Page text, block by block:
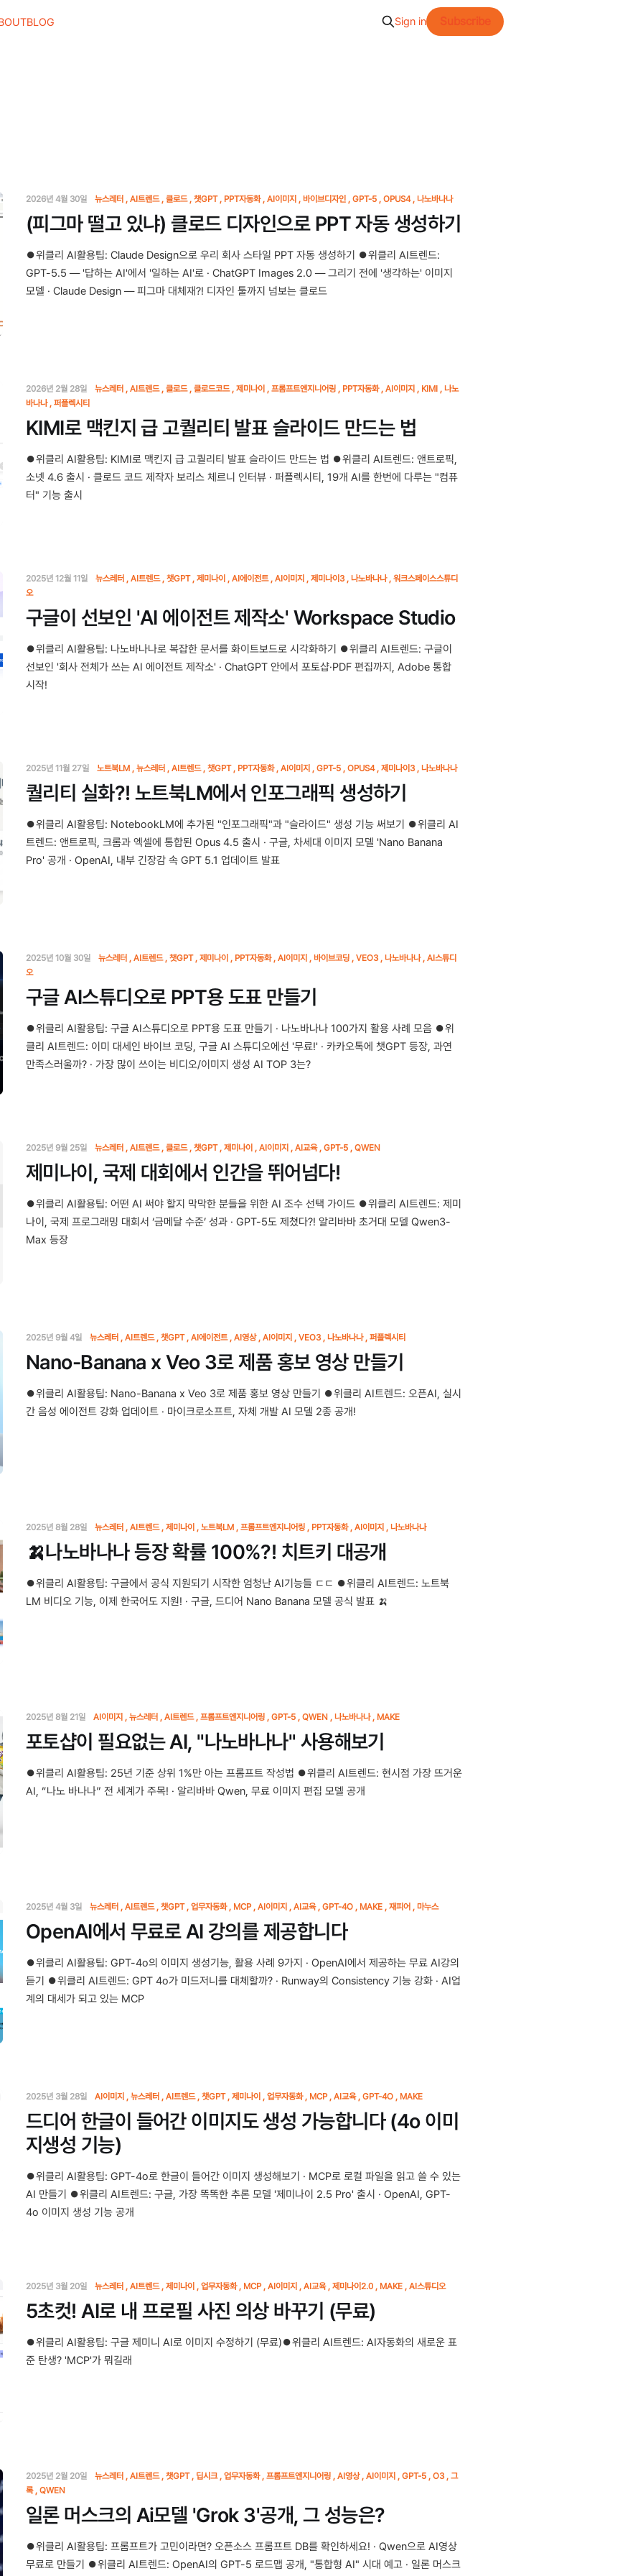
BLOG Sign in Subscribe
2026년 4월 30일 뉴스레터 AI트렌드 클로드 챗GPT PPT자동화 AI이미지 바이브디자인 GPT-5 OPUS4 나노바나나
(피그마 떨고 있냐) 클로드 디자인으로 PPT 자동 생성하기
⏺위클리 AI활용팁: Claude Design으로 우리 회사 스타일 PPT 자동 생성하기 ⏺위클리 AI트렌드:
GPT-5.5 — '답하는 AI'에서 '일하는 AI'로 · ChatGPT Images 2.0 — 그리기 전에 '생각하는' 이미지
모델 · Claude Design — 피그마 대체재?! 디자인 툴까지 넘보는 클로드
2026년 2월 28일 뉴스레터 AI트렌드 클로드 클로드코드 제미나이 프롬프트엔지니어링 PPT자동화 AI이미지 KIMI
나노
바나나
퍼플렉시티
KIMI로 맥킨지 급 고퀄리티 발표 슬라이드 만드는 법
⏺위클리 AI활용팁: KIMI로 맥킨지 급 고퀄리티 발표 슬라이드 만드는 법 ⏺위클리 AI트렌드: 앤트로픽,
소넷 4.6 출시 · 클로드 코드 제작자 보리스 체르니 인터뷰 · 퍼플렉시티, 19개 AI를 한번에 다루는 "컴퓨
터" 기능 출시
2025년 12월 11일 뉴스레터 AI트렌드 챗GPT 제미나이 AI에이전트 AI이미지 제미나이3 나노바나나
워크스페이스스튜디
오
구글이 선보인 'AI 에이전트 제작소' Workspace Studio
⏺위클리 AI활용팁: 나노바나나로 복잡한 문서를 화이트보드로 시각화하기 ⏺위클리 AI트렌드: 구글이
선보인 '회사 전체가 쓰는 AI 에이전트 제작소' · ChatGPT 안에서 포토샵·PDF 편집까지, Adobe 통합
시작!
2025년 11월 27일 노트북LM 뉴스레터 AI트렌드 챗GPT PPT자동화 AI이미지 GPT-5 OPUS4 제미나이3 나노바나나
퀄리티 실화?! 노트북LM에서 인포그래픽 생성하기
⏺위클리 AI활용팁: NotebookLM에 추가된 "인포그래픽"과 "슬라이드" 생성 기능 써보기 ⏺위클리 AI
트렌드: 앤트로픽, 크롬과 엑셀에 통합된 Opus 4.5 출시 · 구글, 차세대 이미지 모델 'Nano Banana
Pro' 공개 · OpenAI, 내부 긴장감 속 GPT 5.1 업데이트 발표
2025년 10월 30일 뉴스레터 AI트렌드 챗GPT 제미나이 PPT자동화 AI이미지 바이브코딩 VEO3 나노바나나
AI스튜디
오
구글 AI스튜디오로 PPT용 도표 만들기
⏺위클리 AI활용팁: 구글 AI스튜디오로 PPT용 도표 만들기 · 나노바나나 100가지 활용 사례 모음 ⏺위
클리 AI트렌드: 이미 대세인 바이브 코딩, 구글 AI 스튜디오에선 '무료!' · 카카오톡에 챗GPT 등장, 과연
만족스러울까? · 가장 많이 쓰이는 비디오/이미지 생성 AI TOP 3는?
이, 국제 대회에서 인
2025년 9월 25일 뉴스레터 AI트렌드 클로드 챗GPT 제미나이 AI이미지 AI교육 GPT-5 QWEN
제미나이, 국제 대회에서 인간을 뛰어넘다!
⏺위클리 AI활용팁: 어떤 AI 써야 할지 막막한 분들을 위한 AI 조수 선택 가이드 ⏺위클리 AI트렌드: 제미
나이, 국제 프로그래밍 대회서 ‘금메달 수준’ 성과 · GPT-5도 제쳤다?! 알리바바 초거대 모델 Qwen3-
Max 등장
2025년 9월 4일 뉴스레터 AI트렌드 챗GPT AI에이전트 AI영상 AI이미지 VEO3 나노바나나 퍼플렉시티
Nano-Banana x Veo 3로 제품 홍보 영상 만들기
⏺위클리 AI활용팁: Nano-Banana x Veo 3로 제품 홍보 영상 만들기 ⏺위클리 AI트렌드: 오픈AI, 실시
간 음성 에이전트 강화 업데이트 · 마이크로소프트, 자체 개발 AI 모델 2종 공개!
2025년 8월 28일 뉴스레터 AI트렌드 제미나이 노트북LM 프롬프트엔지니어링 PPT자동화 AI이미지 나노바나나
🍌나노바나나 등장 확률 100%?! 치트키 대공개
⏺위클리 AI활용팁: 구글에서 공식 지원되기 시작한 엄청난 AI기능들 ㄷㄷ ⏺위클리 AI트렌드: 노트북
LM 비디오 기능, 이제 한국어도 지원! · 구글, 드디어 Nano Banana 모델 공식 발표 🍌
2025년 8월 21일 AI이미지 뉴스레터 AI트렌드 프롬프트엔지니어링 GPT-5 QWEN 나노바나나 MAKE
포토샵이 필요없는 AI, "나노바나나" 사용해보기
⏺위클리 AI활용팁: 25년 기준 상위 1%만 아는 프롬프트 작성법 ⏺위클리 AI트렌드: 현시점 가장 뜨거운
AI, “나노 바나나” 전 세계가 주목! · 알리바바 Qwen, 무료 이미지 편집 모델 공개
2025년 4월 3일 뉴스레터 AI트렌드 챗GPT 업무자동화 MCP AI이미지 AI교육 GPT-4O MAKE 재피어 마누스
OpenAI에서 무료로 AI 강의를 제공합니다
⏺위클리 AI활용팁: GPT-4o의 이미지 생성기능, 활용 사례 9가지 · OpenAI에서 제공하는 무료 AI강의
듣기 ⏺위클리 AI트렌드: GPT 4o가 미드저니를 대체할까? · Runway의 Consistency 기능 강화 · AI업
계의 대세가 되고 있는 MCP
2025년 3월 28일 AI이미지 뉴스레터 AI트렌드 챗GPT 제미나이 업무자동화 MCP AI교육 GPT-4O MAKE
드디어 한글이 들어간 이미지도 생성 가능합니다 (4o 이미
지생성 기능)
⏺위클리 AI활용팁: GPT-4o로 한글이 들어간 이미지 생성해보기 · MCP로 로컬 파일을 읽고 쓸 수 있는
AI 만들기 ⏺위클리 AI트렌드: 구글, 가장 똑똑한 추론 모델 '제미나이 2.5 Pro' 출시 · OpenAI, GPT-
4o 이미지 생성 기능 공개
2025년 3월 20일 뉴스레터 AI트렌드 제미나이 업무자동화 MCP AI이미지 AI교육 제미나이2.0 MAKE AI스튜디오
5초컷! AI로 내 프로필 사진 의상 바꾸기 (무료)
⏺위클리 AI활용팁: 구글 제미니 AI로 이미지 수정하기 (무료)⏺위클리 AI트렌드: AI자동화의 새로운 표
준 탄생? 'MCP'가 뭐길래
2025년 2월 20일 뉴스레터 AI트렌드 챗GPT 딥시크 업무자동화 프롬프트엔지니어링 AI영상 AI이미지 GPT-5 O3
그
록
QWEN
일론 머스크의 Ai모델 'Grok 3'공개, 그 성능은?
⏺위클리 AI활용팁: 프롬프트가 고민이라면? 오픈소스 프롬프트 DB를 확인하세요! · Qwen으로 AI영상
무료로 만들기 ⏺위클리 AI트렌드: OpenAI의 GPT-5 로드맵 공개, "통합형 AI" 시대 예고 · 일론 머스크